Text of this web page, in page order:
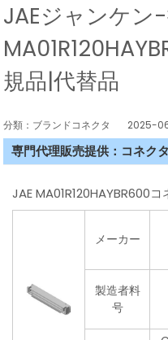
JAEジャンケン
規品|代替品
分類：ブランドコネクタ 2025-
専門代理販売提供：コネク
JAE MA01R120HAYBR600
メーカー
製造者料
号